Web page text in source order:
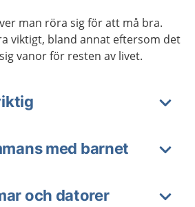
man röra sig för att må bra.
viktigt, bland annat eftersom det
vanor för resten av livet.
med barnet
och datorer